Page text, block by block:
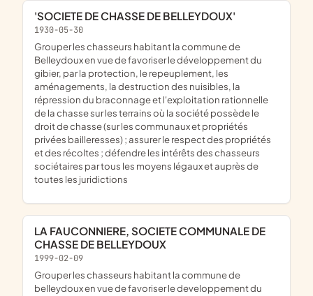
'SOCIETE DE CHASSE DE BELLEYDOUX'
1930-05-30
grouper les chasseurs habitant la commune de
Belleydoux en vue de favoriser le développement du
gibier, par la protection, le repeuplement, les
aménagements, la destruction des nuisibles, la
répression du braconnage et l'exploitation rationnelle
de la chasse sur les terrains où la société possède le
droit de chasse (sur les communaux et propriétés
privées bailleresses) ; assurer le respect des propriétés
et des récoltes ; défendre les intérêts des chasseurs
sociétaires par tous les moyens légaux et auprès de
toutes les juridictions
LA FAUCONNIERE, SOCIETE COMMUNALE DE
CHASSE DE BELLEYDOUX
1999-02-09
grouper les chasseurs habitant la commune de
belleydoux en vue de favoriser le developpement du